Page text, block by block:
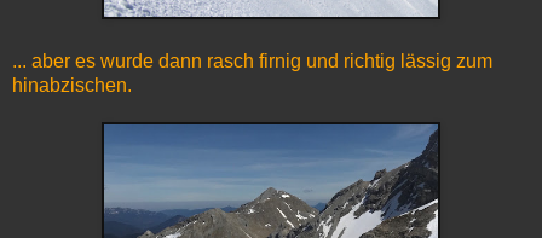
... aber es wurde dann rasch firnig und richtig lässig zum
hinabzischen.